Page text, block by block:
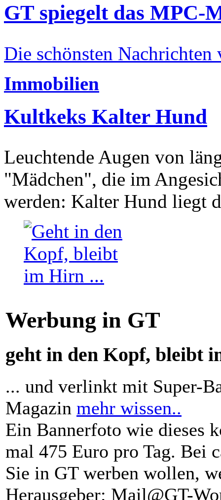
GT spiegelt das MPC-
Die schönsten Nachrichten
Immobilien
Kultkeks Kalter Hund
Leuchtende Augen von
"Mädchen", die im
werden: Kalter Hund liegt
Werbung in GT
geht in den Kopf, bleibt
... und verlinkt mit Super-
Magazin mehr wissen..
Ein Bannerfoto wie dieses
mal 475 Euro pro Tag. Bei
Sie in GT werben wollen,
Herausgeber: Mail@GT-